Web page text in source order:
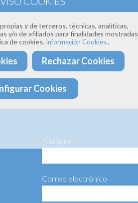
a:
llegar el siguiente formulario:
Nombre
Correo electrónico
y de terceros, técnicas, analíticas,
y/o de afiliados para finalidades mostradas
de cookies. Información Cookies..
Rechazar Cookies
Cookies